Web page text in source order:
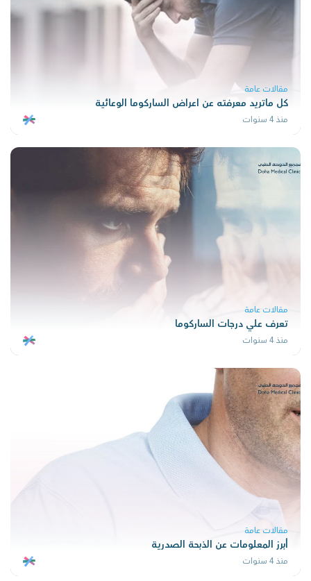
مقالات عامة
كل ماتريد معرفته عن اعراض الساركوما الوعائية
منذ 4 سنوات
مقالات عامة
تعرف علي درجات الساركوما
منذ 4 سنوات
مقالات عامة
أبرز المعلومات عن الذبحة الصدرية
منذ 4 سنوات